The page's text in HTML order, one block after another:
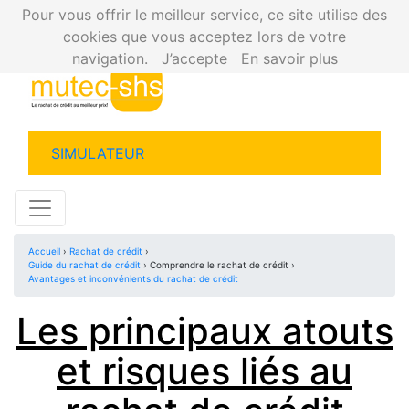
SIMULATEUR
Accueil › Rachat de crédit ›
Guide du rachat de crédit › Comprendre le rachat de crédit ›
Avantages et inconvénients du rachat de crédit
Les principaux atouts
et risques liés au
Pour vous offrir le meilleur service, ce site utilise des
cookies que vous acceptez lors de votre
navigation.
J’accepte En savoir plus